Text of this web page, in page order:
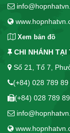
Xem bản đồ
CHI NHÁNH TẠI
Số 21, Tổ 7,
(+84) 028 789 89
(+84) 028 789